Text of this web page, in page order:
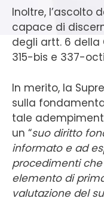
Inoltre, l’ascolto
capace di
degli artt. 6 della
315-bis e 337-
In merito, la
sulla
tale
un “suo diritto
informato e ad
procedimenti
elemento di
valutazione del